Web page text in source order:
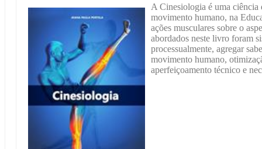
A Cinesiologia é uma ciência
movimento humano, na
ações musculares sobre o
abordados neste livro foram
processualmente, agregar
movimento humano,
aperfeiçoamento técnico e